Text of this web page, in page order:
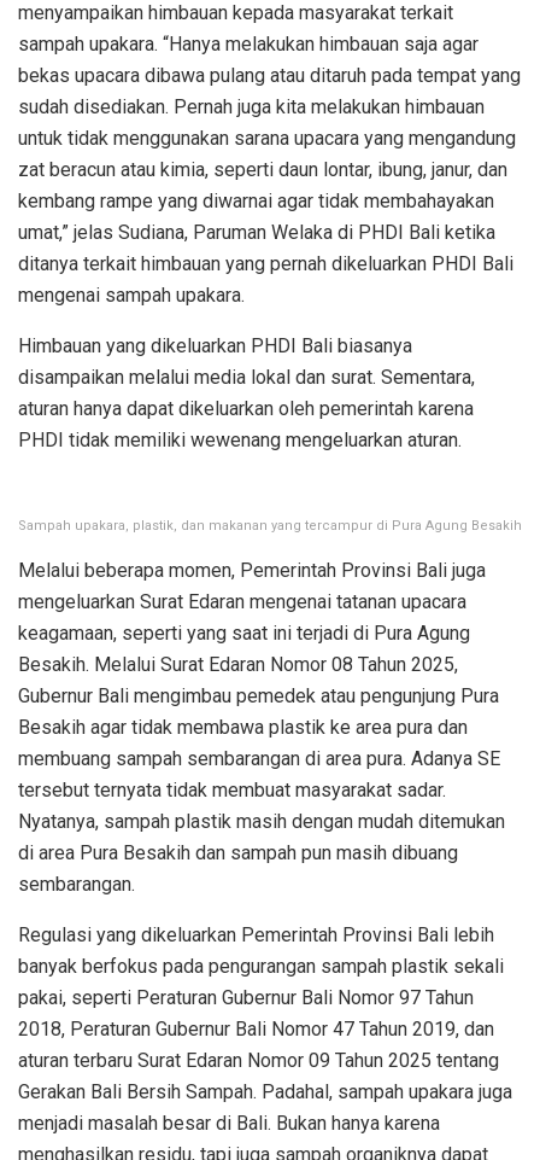
menyampaikan himbauan kepada masyarakat terkait
sampah upakara. “Hanya melakukan himbauan saja agar
bekas upacara dibawa pulang atau ditaruh pada tempat yang
sudah disediakan. Pernah juga kita melakukan himbauan
untuk tidak menggunakan sarana upacara yang mengandung
zat beracun atau kimia, seperti daun lontar, ibung, janur, dan
kembang rampe yang diwarnai agar tidak membahayakan
umat,” jelas Sudiana, Paruman Welaka di PHDI Bali ketika
ditanya terkait himbauan yang pernah dikeluarkan PHDI Bali
mengenai sampah upakara.
Himbauan yang dikeluarkan PHDI Bali biasanya
disampaikan melalui media lokal dan surat. Sementara,
aturan hanya dapat dikeluarkan oleh pemerintah karena
PHDI tidak memiliki wewenang mengeluarkan aturan.
Sampah upakara, plastik, dan makanan yang tercampur di Pura Agung Besakih
Melalui beberapa momen, Pemerintah Provinsi Bali juga
mengeluarkan Surat Edaran mengenai tatanan upacara
keagamaan, seperti yang saat ini terjadi di Pura Agung
Besakih. Melalui Surat Edaran Nomor 08 Tahun 2025,
Gubernur Bali mengimbau pemedek atau pengunjung Pura
Besakih agar tidak membawa plastik ke area pura dan
membuang sampah sembarangan di area pura. Adanya SE
tersebut ternyata tidak membuat masyarakat sadar.
Nyatanya, sampah plastik masih dengan mudah ditemukan
di area Pura Besakih dan sampah pun masih dibuang
sembarangan.
Regulasi yang dikeluarkan Pemerintah Provinsi Bali lebih
banyak berfokus pada pengurangan sampah plastik sekali
pakai, seperti Peraturan Gubernur Bali Nomor 97 Tahun
2018, Peraturan Gubernur Bali Nomor 47 Tahun 2019, dan
aturan terbaru Surat Edaran Nomor 09 Tahun 2025 tentang
Gerakan Bali Bersih Sampah. Padahal, sampah upakara juga
menjadi masalah besar di Bali. Bukan hanya karena
menghasilkan residu, tapi juga sampah organiknya dapat